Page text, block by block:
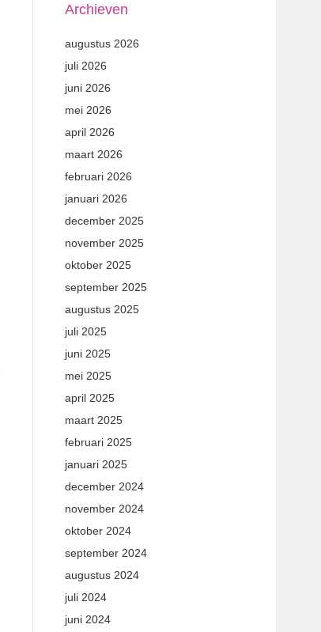
Archieven
augustus 2026
juli 2026
juni 2026
mei 2026
april 2026
maart 2026
februari 2026
januari 2026
december 2025
november 2025
oktober 2025
september 2025
augustus 2025
juli 2025
juni 2025
mei 2025
april 2025
maart 2025
februari 2025
januari 2025
december 2024
november 2024
oktober 2024
september 2024
augustus 2024
juli 2024
juni 2024